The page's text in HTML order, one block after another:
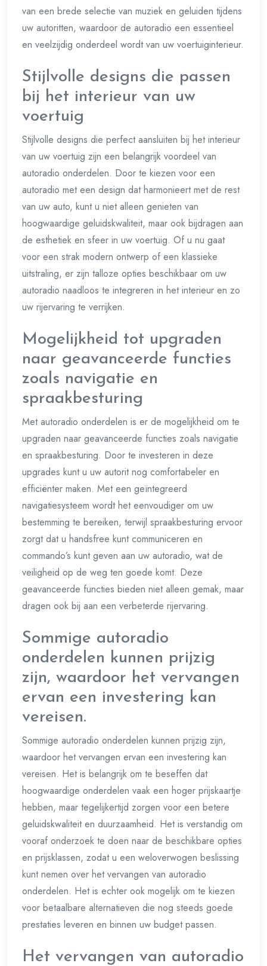
van een brede selectie van muziek en geluiden tijdens
uw autoritten, waardoor de autoradio een essentieel
en veelzijdig onderdeel wordt van uw voertuiginterieur.
Stijlvolle designs die passen
bij het interieur van uw
voertuig
Stijlvolle designs die perfect aansluiten bij het interieur
van uw voertuig zijn een belangrijk voordeel van
autoradio onderdelen. Door te kiezen voor een
autoradio met een design dat harmonieert met de rest
van uw auto, kunt u niet alleen genieten van
hoogwaardige geluidskwaliteit, maar ook bijdragen aan
de esthetiek en sfeer in uw voertuig. Of u nu gaat
voor een strak modern ontwerp of een klassieke
uitstraling, er zijn talloze opties beschikbaar om uw
autoradio naadloos te integreren in het interieur en zo
uw rijervaring te verrijken.
Mogelijkheid tot upgraden
naar geavanceerde functies
zoals navigatie en
spraakbesturing
Met autoradio onderdelen is er de mogelijkheid om te
upgraden naar geavanceerde functies zoals navigatie
en spraakbesturing. Door te investeren in deze
upgrades kunt u uw autorit nog comfortabeler en
efficiënter maken. Met een geïntegreerd
navigatiesysteem wordt het eenvoudiger om uw
bestemming te bereiken, terwijl spraakbesturing ervoor
zorgt dat u handsfree kunt communiceren en
commando’s kunt geven aan uw autoradio, wat de
veiligheid op de weg ten goede komt. Deze
geavanceerde functies bieden niet alleen gemak, maar
dragen ook bij aan een verbeterde rijervaring.
Sommige autoradio
onderdelen kunnen prijzig
zijn, waardoor het vervangen
ervan een investering kan
vereisen.
Sommige autoradio onderdelen kunnen prijzig zijn,
waardoor het vervangen ervan een investering kan
vereisen. Het is belangrijk om te beseffen dat
hoogwaardige onderdelen vaak een hoger prijskaartje
hebben, maar tegelijkertijd zorgen voor een betere
geluidskwaliteit en duurzaamheid. Het is verstandig om
vooraf onderzoek te doen naar de beschikbare opties
en prijsklassen, zodat u een weloverwogen beslissing
kunt nemen over het vervangen van autoradio
onderdelen. Het is echter ook mogelijk om te kiezen
voor betaalbare alternatieven die nog steeds goede
prestaties leveren en binnen uw budget passen.
Het vervangen van autoradio